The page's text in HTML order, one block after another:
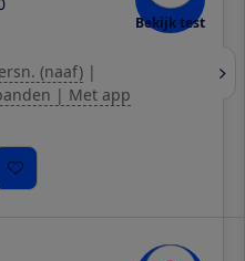
Bekijk test
(naaf) |
| Met app